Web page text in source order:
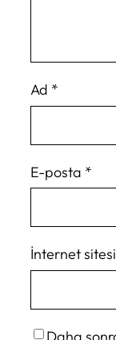
Ad *
E-posta *
İnternet sitesi
Daha